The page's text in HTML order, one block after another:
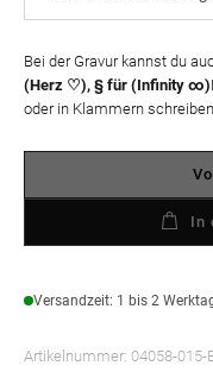
Bei der Gravur kannst du
(Herz ♡), § für (Infinity ∞)
oder in Klammern schreiben.
In
Versandzeit: 1 bis 2
Artikelnummer: 04058-015-